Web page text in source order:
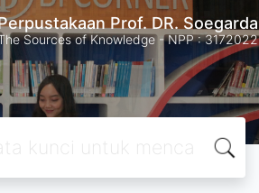
Prof. DR.
Sources of Knowledge - NPP :